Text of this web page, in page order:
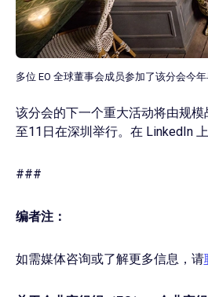
多位 EO 全球董事会成员参加了该分会今年
该分会的下一个重大活动将由规
至11日在深圳举行。在 LinkedIn 上
###
编者注：
如需媒体咨询或了解更多信息，请